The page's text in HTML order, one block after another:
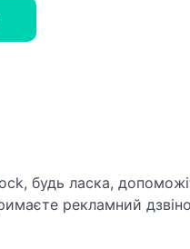
будь ласка,
рекламний